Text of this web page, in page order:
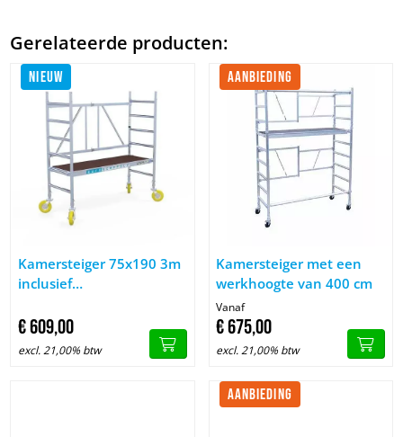
Gerelateerde producten:
NIEUW
Afbeelding Kamersteiger 75x190 3m inclusief tuinsteigerwielen
Kamersteiger 75x190 3m
inclusief
€609,00
excl. 21,00% btw
AANBIEDING
Afbeelding Kamersteiger met
Kamersteiger met een
werkhoogte van 400 cm
Vanaf
€675,00
excl. 21,00% btw
AANBIEDING